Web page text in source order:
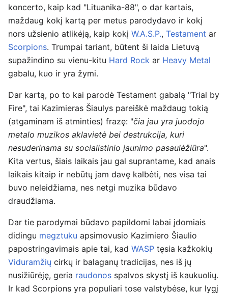
koncerto, kaip kad "Lituanika-88", o dar kartais,
maždaug kokį kartą per metus parodydavo ir kokį
nors užsienio atlikėją, kaip kokį W.A.S.P., Testament ar
Scorpions. Trumpai tariant, būtent ši laida Lietuvą
supažindino su vienu-kitu Hard Rock ar Heavy Metal
gabalu, kuo ir yra žymi.
Dar kartą, po to kai parodė Testament gabalą "Trial by
Fire", tai Kazimieras Šiaulys pareiškė maždaug tokią
(atgaminam iš atminties) frazę: "čia jau yra juodojo
metalo muzikos aklavietė bei destrukcija, kuri
nesuderinama su socialistinio jaunimo pasaulėžiūra".
Kita vertus, šiais laikais jau gal suprantame, kad anais
laikais kitaip ir nebūtų jam davę kalbėti, nes visa tai
buvo neleidžiama, nes netgi muzika būdavo
draudžiama.
Dar tie parodymai būdavo papildomi labai įdomiais
didingu megztuku apsimovusio Kazimiero Šiaulio
papostringavimais apie tai, kad WASP tęsia kažkokių
Viduramžių cirkų ir balaganų tradicijas, nes iš jų
nusižiūrėję, geria raudonos spalvos skystį iš kaukuolių.
Ir kad Scorpions yra populiari tose valstybėse, kur lygį